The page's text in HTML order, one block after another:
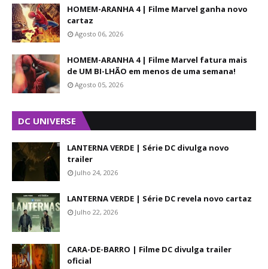
HOMEM-ARANHA 4 | Filme Marvel ganha novo
cartaz
Agosto 06, 2026
HOMEM-ARANHA 4 | Filme Marvel fatura mais
de UM BI-LHÃO em menos de uma semana!
Agosto 05, 2026
DC UNIVERSE
LANTERNA VERDE | Série DC divulga novo
trailer
Julho 24, 2026
LANTERNA VERDE | Série DC revela novo cartaz
Julho 22, 2026
CARA-DE-BARRO | Filme DC divulga trailer
oficial